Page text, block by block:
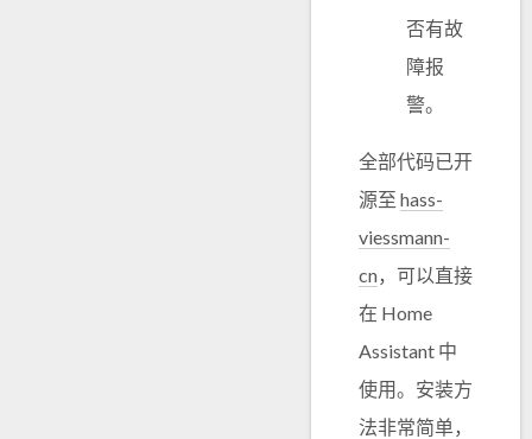
否有故
障报
警。
全部代码已开
源至 hass-
viessmann-
cn，可以直接
在 Home
Assistant 中
使用。安装方
法非常简单，